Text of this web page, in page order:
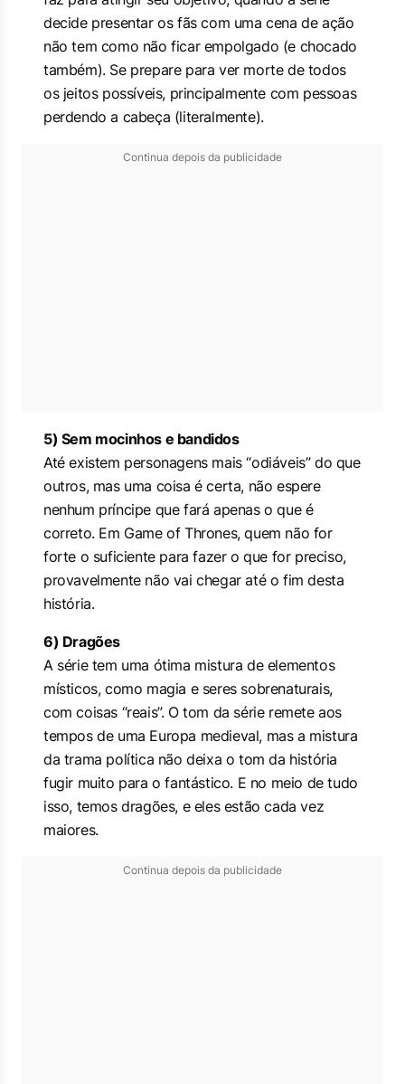
decide presentar os fãs com uma cena de ação
não tem como não ficar empolgado (e chocado
também). Se prepare para ver morte de todos
os jeitos possíveis, principalmente com pessoas
perdendo a cabeça (literalmente).
Continua depois da publicidade
5) Sem mocinhos e bandidos
Até existem personagens mais “odiáveis” do que
outros, mas uma coisa é certa, não espere
nenhum príncipe que fará apenas o que é
correto. Em Game of Thrones, quem não for
forte o suficiente para fazer o que for preciso,
provavelmente não vai chegar até o fim desta
história.
6) Dragões
A série tem uma ótima mistura de elementos
místicos, como magia e seres sobrenaturais,
com coisas “reais”. O tom da série remete aos
tempos de uma Europa medieval, mas a mistura
da trama política não deixa o tom da história
fugir muito para o fantástico. E no meio de tudo
isso, temos dragões, e eles estão cada vez
maiores.
Continua depois da publicidade